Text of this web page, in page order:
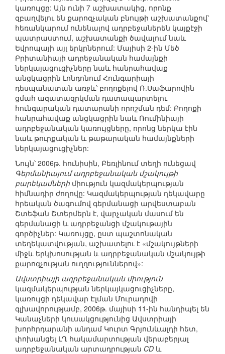
կառույցը: Այն ունի 7 աշխատակից, որոնք
զբաղվելու են քարոզչական բնույթի աշխատանքով՝
հեռանկարում ունենալով ադրբեջաներեն կայքէջի
պատրաստում, աշխատանքի ծավալում նաև
Եվրոպայի այլ երկրներում: Մայիսի 2-ին Մեծ
Բրիտանիայի ադրեջանական համայնքի
ներկայացուցիչները նաև հանրահավաք
անցկացրին Լոնդոնում Հունգարիայի
դեսպանատան առջև՝ բողոքելով Ռ.Սաֆարովին
ցմահ ազատազրկման դատապարտելու
հունգարական դատարանի որոշման դեմ: Բողոքի
հանրահավաք անցկացրին նաև Ռումինիայի
ադրբեջանական կառույցները, որոնց ներկա էին
նաև թուրքական և թաթարական համայնքների
ներկայացուցիչներ:
Նույն՝ 2006թ. հունիսին, Բեռլինում տեղի ունեցավ
Գերմանիայում ադրբեջանական մշակույթի
բարեկամների միություն կազմակերպության
հիմնադիր ժողովը: Կազմակերպության ղեկավարը
հրեական ծագումով գերմանացի արվեստաբան
Շտեֆան Շտերմերն է, վարչական մասում են
գերմանացի և ադրբեջանցի մշակութային
գործիչներ: Կառույցը, ըստ պաշտոնական
տեղեկատվության, աշխատելու է «մշակույթների
միջև երկխոսության և ադրբեջանական մշակույթի
քարոզչության ուղղություններով»:
Ավստրիայի ադրբեջանական միություն
կազմակերպության ներկայկացուցիչները,
կառույցի ղեկավար Էլման Մուրադովի
գլխավորությամբ, 2006թ. մայիսի 11-ին հանդիպել են
Կանաչների կուսակցությունից Ավստրիայի
խորհրդարանի անդամ Կուրտ Գրյունևալդի հետ,
փոխանցել ԼՂ հակամարտության վերաբերյալ
ադրբեջանական արտադրության CD և